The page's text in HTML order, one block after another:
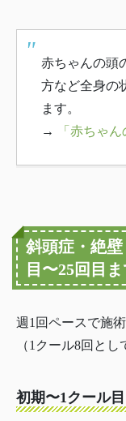
赤ちゃんの頭
方など全身の
ます。
→
「赤ちゃ
斜頭症・絶
目〜25回目
週1回ペースで施
（1クール8回とし
初期〜1クール目